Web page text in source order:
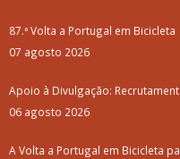
87.ª Volta a Portugal em Bicicleta
07 agosto 2026
Apoio à Divulgação:
06 agosto 2026
A Volta a Portugal em Bicicleta